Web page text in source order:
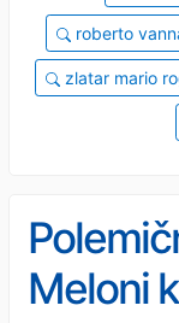
roberto
zlatar mario
Meloni